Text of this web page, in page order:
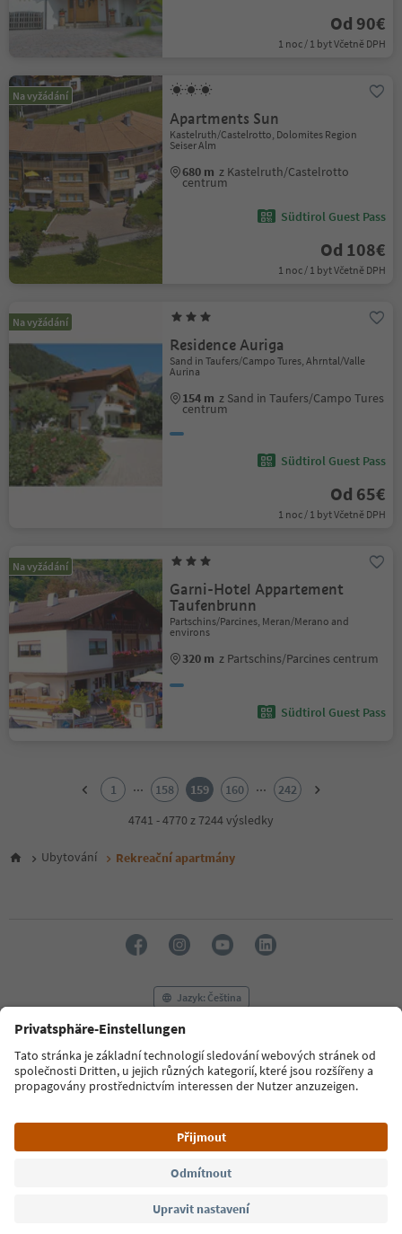
Od 90€
1 noc / 1 byt Včetně DPH
Na vyžádání
Apartments Sun
Kastelruth/Castelrotto, Dolomites Region
Seiser Alm
680 m z Kastelruth/Castelrotto
centrum
Südtirol Guest Pass
Od 108€
1 noc / 1 byt Včetně DPH
Na vyžádání
Residence Auriga
Sand in Taufers/Campo Tures, Ahrntal/Valle
Aurina
154 m z Sand in Taufers/Campo Tures
centrum
Südtirol Guest Pass
Od 65€
1 noc / 1 byt Včetně DPH
Na vyžádání
Garni-Hotel Appartement
Taufenbrunn
Partschins/Parcines, Meran/Merano and
environs
320 m z Partschins/Parcines centrum
Südtirol Guest Pass
6
16
17
18
19
21
1 ... 158 159 160 ...
242
4741 - 4770 z 7244 výsledky
Ubytování Rekreační apartmány
Jazyk: Čeština
FAQ Kontaktujte nás Tisk
MICE
Zásady ochrany osobních údajů
Podmínky a ujednání
Tiráž
Prohlášení o přístupnosti